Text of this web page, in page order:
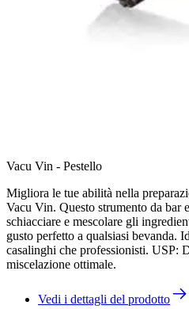
Vacu Vin - Pestello
Migliora le tue abilità nella
Vacu Vin. Questo strumento da bar
schiacciare e mescolare gli
gusto perfetto a qualsiasi bevanda.
casalinghi che professionisti. USP:
miscelazione ottimale.
Vedi i dettagli del prodotto